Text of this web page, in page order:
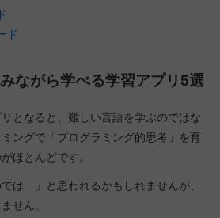
ド
ながら学べる学習アプリ5選
となると、難しい言語を学ぶのではな
ングで「プログラミング的思考」を育
ほとんどです。
では…」と思われるかもしれませんが、
せん。